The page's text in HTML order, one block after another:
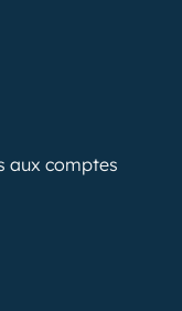
aux comptes